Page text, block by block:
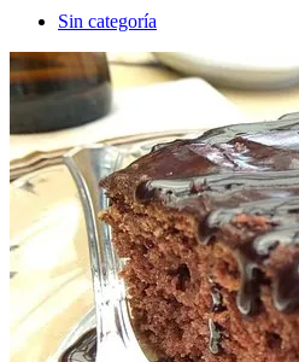
Sin categoría